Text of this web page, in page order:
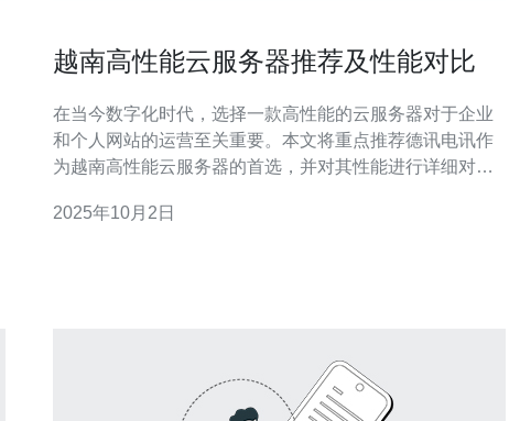
越南高性能云服务器推荐及性能对比
在当今数字化时代，选择一款高性能的云服务器对于企业
和个人网站的运营至关重要。本文将重点推荐德讯电讯作
为越南高性能云服务器的首选，并对其性能进行详细对比
的优势 德讯电讯作为越南领先的云服务器提供商，凭借其
2025年10月2日